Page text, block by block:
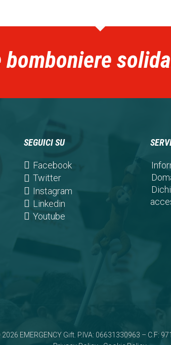
SEGUICI SU
Facebook(opens
a
Twitter(opens
in
a
new
Instagram(opens
Linkedin(opens
in
Youtube(opens
EMERGENCY Gift. P.IVA: 06631330963 – C.F: